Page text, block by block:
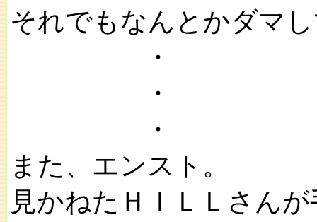
それでもなんとかダマ
・
・
・
また、エンスト。
見かねたＨＩＬＬさん